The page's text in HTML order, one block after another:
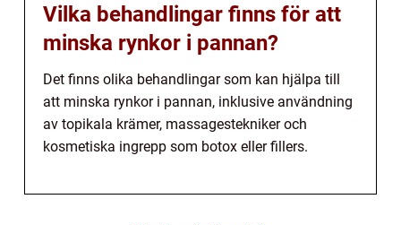
Vilka behandlingar finns för att
minska rynkor i pannan?
Det finns olika behandlingar som kan hjälpa till
att minska rynkor i pannan, inklusive användning
av topikala krämer, massagestekniker och
kosmetiska ingrepp som botox eller fillers.